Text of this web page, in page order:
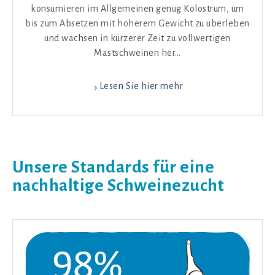
konsumieren im Allgemeinen genug Kolostrum, um
bis zum Absetzen mit höherem Gewicht zu überleben
und wachsen in kürzerer Zeit zu vollwertigen
Mastschweinen her…
Lesen Sie hier mehr
Unsere Standards für eine
nachhaltige Schweinezucht